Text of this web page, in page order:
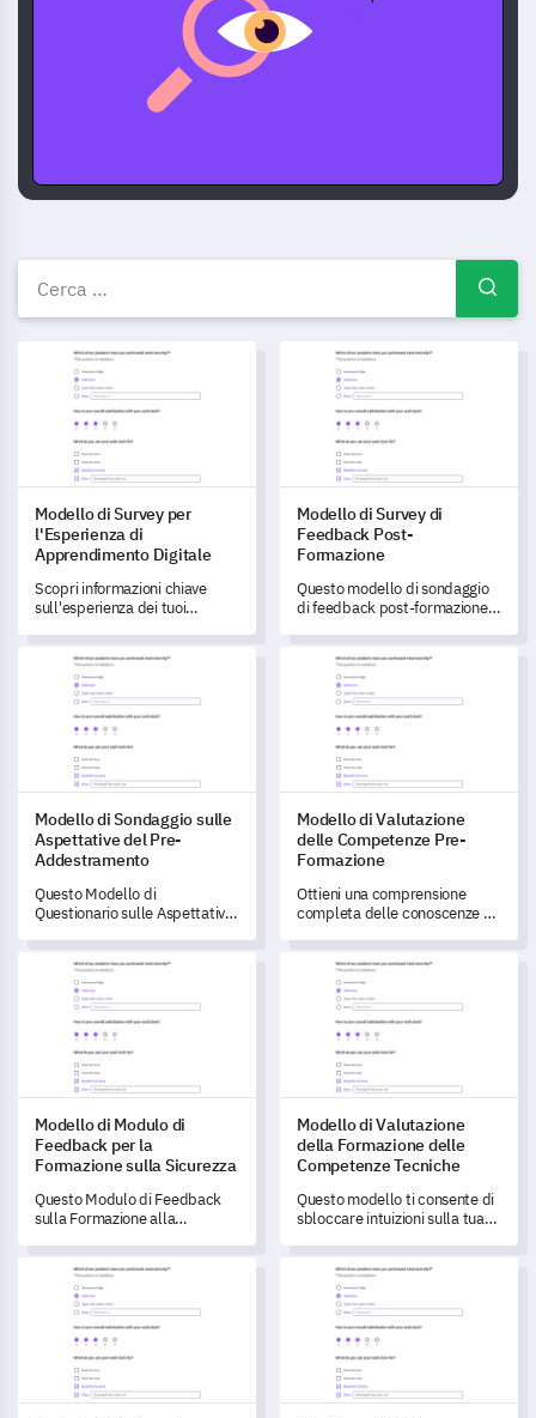
Formazione modelli, esempi
Modello di Survey per l'Esperienza di Apprendimento Digitale
Modello di Survey per
l'Esperienza di
Apprendimento Digitale
Scopri informazioni chiave
sull'esperienza dei tuoi
di sondaggio per piattaforma
di apprendimento digitale.
Modello di Survey di
Modello di Survey di
Feedback Post-
Formazione
Questo modello di sondaggio
di feedback post-formazione ti
preziose informazioni
sull'efficacia delle tue sessioni
di formazione.
Modello di Sondaggio sulle Aspettative del Pre-
Modello di Sondaggio sulle
Aspettative del Pre-
Addestramento
Questo Modello di
Questionario sulle Aspettative
valutare le aspettative e gli
stili di apprendimento dei
partecipanti prima di un corso.
Modello di Valutazione delle
Modello di Valutazione
delle Competenze Pre-
Formazione
Ottieni una comprensione
completa delle conoscenze e
dei tuoi studenti con questo
modello di valutazione delle
competenze pre-formazione.
Modello di Modulo di Feedback per la Formazione sulla
Modello di Modulo di
Feedback per la
Formazione sulla Sicurezza
Questo Modulo di Feedback
sulla Formazione alla
valutare l'efficacia del
programma di formazione alla
sicurezza della tua
organizzazione.
Modello di Valutazione della
Modello di Valutazione
della Formazione delle
Competenze Tecniche
Questo modello ti consente di
sbloccare intuizioni sulla tua
competenze tecniche,
comprendendo il punto di
vista e le esperienze dei
partecipanti.
Modello di Valutazione dell'Efficacia dell'Addestramento
Modulare di Miglioramento